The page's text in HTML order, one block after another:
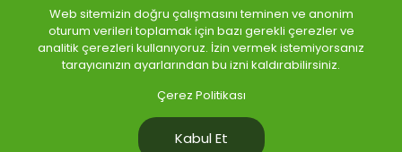
Ebru Selin ÇALIK - Diyetisyen © 2026 Tüm Hakları
Web Tasarım :
Web sitemizin doğru çalışmasını teminen ve anonim
oturum verileri toplamak için bazı gerekli çerezler ve
analitik çerezleri kullanıyoruz. İzin vermek istemiyorsanız
tarayıcınızın ayarlarından bu izni kaldırabilirsiniz.
Çerez Politikası
Kabul Et